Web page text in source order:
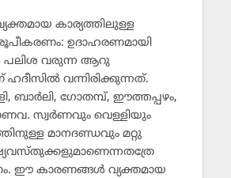
വ്യക്തമായ കാര്യത്തിലുള്ള
ഉദാഹരണമായി
പലിശ വരുന്ന ആറു
വന്നിരിക്കുന്നത്.
ബാര്‍ലി, ഗോതമ്പ്, ഈത്തപ്പഴം,
സ്വര്‍ണവും വെള്ളിയും
മാനദണ്ഡവും മറ്റു
ഈ കാരണങ്ങള്‍ വ്യക്തമായ